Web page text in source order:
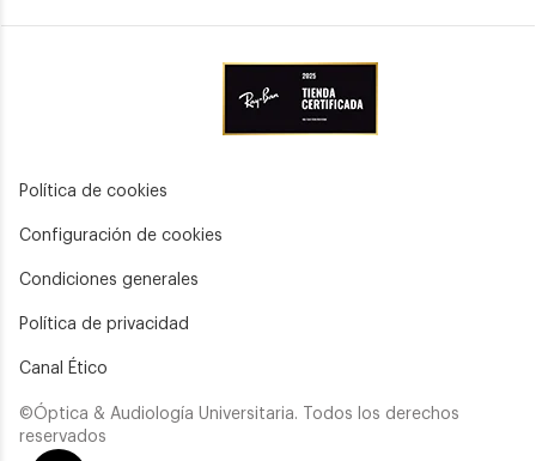
Política de cookies
Configuración de cookies
Condiciones generales
Política de privacidad
Canal Ético
©Óptica & Audiología Universitaria. Todos los derechos
reservados